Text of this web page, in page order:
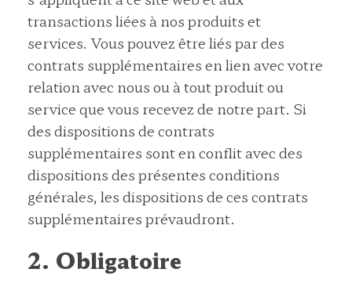
transactions liées à nos produits et
services. Vous pouvez être liés par des
contrats supplémentaires en lien avec votre
relation avec nous ou à tout produit ou
service que vous recevez de notre part. Si
des dispositions de contrats
supplémentaires sont en conflit avec des
dispositions des présentes conditions
générales, les dispositions de ces contrats
supplémentaires prévaudront.
2. Obligatoire